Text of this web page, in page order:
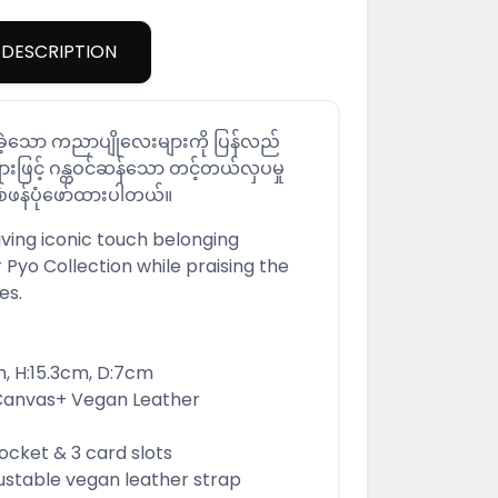
DESCRIPTION
သော ကညာပျိုလေးများကို ပြန်လည်
းဖြင့် ဂန္တဝင်ဆန်သော တင့်တယ်လှပမှု
န်ပုံဖော်ထားပါတယ်။
iconic touch belonging
Pyo Collection while praising the
H:15.3cm, D:7cm
Vegan Leather
& 3 card slots
vegan leather strap